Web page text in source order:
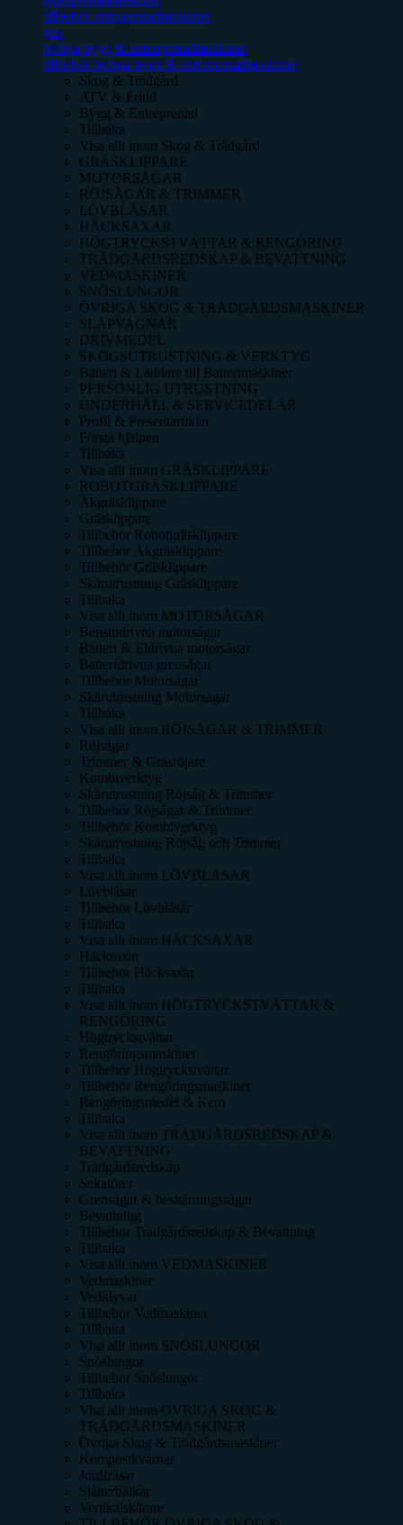
tillbehör entreprenadmaskiner
gas
övriga bygg & entreprenadmaskiner
tillbehör övriga bygg & entreprenadmaskiner
Skog & Trädgård
ATV & Fritid
Bygg & Entreprenad
Tillbaka
Visa allt inom Skog & Trädgård
GRÄSKLIPPARE
MOTORSÅGAR
RÖJSÅGAR & TRIMMER
LÖVBLÅSAR
HÄCKSAXAR
HÖGTRYCKSTVÄTTAR & RENGÖRING
TRÄDGÅRDSREDSKAP & BEVATTNING
VEDMASKINER
SNÖSLUNGOR
ÖVRIGA SKOG & TRÄDGÅRDSMASKINER
SLÄPVAGNAR
DRIVMEDEL
SKOGSUTRUSTNING & VERKTYG
Batteri & Laddare till Batterimaskiner
PERSONLIG UTRUSTNING
UNDERHÅLL & SERVICEDELAR
Profil & Presentartiklar
Första hjälpen
Tillbaka
Visa allt inom GRÄSKLIPPARE
ROBOTGRÄSKLIPPARE
Åkgräsklippare
Gräsklippare
Tillbehör Robotgräsklippare
Tillbehör Åkgräsklippare
Tillbehör Gräsklippare
Skärutrustning Gräsklippare
Tillbaka
Visa allt inom MOTORSÅGAR
Bensindrivna motorsågar
Batteri & Eldrivna motorsågar
Batteridrivna grensågar
Tillbehör Motorsågar
Skärutrustning Motorsågar
Tillbaka
Visa allt inom RÖJSÅGAR & TRIMMER
Röjsågar
Trimmer & Gräsröjare
Kombiverktyg
Skärutrustning Röjsåg & Trimmer
Tillbehör Röjsågar & Trimmer
Tillbehör Kombiverktyg
Skärutrustning Röjsåg och Trimmer
Tillbaka
Visa allt inom LÖVBLÅSAR
Lövblåsar
Tillbehör Lövblåsar
Tillbaka
Visa allt inom HÄCKSAXAR
Häcksaxar
Tillbehör Häcksaxar
Tillbaka
Visa allt inom HÖGTRYCKSTVÄTTAR &
RENGÖRING
Högtryckstvättar
Rengöringsmaskiner
Tillbehör Högtryckstvättar
Tillbehör Rengöringsmaskiner
Rengöringsmedel & Kem
Tillbaka
Visa allt inom TRÄDGÅRDSREDSKAP &
BEVATTNING
Trädgårdsredskap
Sekatörer
Grensågar & beskärningssågar
Bevattning
Tillbehör Trädgårdsredskap & Bevattning
Tillbaka
Visa allt inom VEDMASKINER
Vedmaskiner
Vedklyvar
Tillbehör Vedmaskiner
Tillbaka
Visa allt inom SNÖSLUNGOR
Snöslungor
Tillbehör Snöslungor
Tillbaka
Visa allt inom ÖVRIGA SKOG &
TRÄDGÅRDSMASKINER
Övriga Skog & Trädgårdsmaskiner
Kompostkvarnar
Jordfräsar
Slåtterbalkar
Vertikalskärare